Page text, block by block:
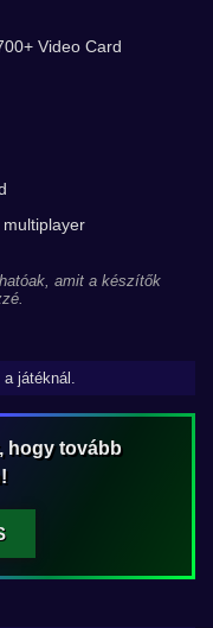
Video Card
amit a készítők
játéknál.
hogy tovább